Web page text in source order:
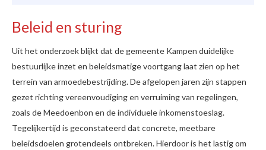
Beleid en sturing
Uit het onderzoek blijkt dat de gemeente Kampen duidelijke
bestuurlijke inzet en beleidsmatige voortgang laat zien op het
terrein van armoedebestrijding. De afgelopen jaren zijn stappen
gezet richting vereenvoudiging en verruiming van regelingen,
zoals de Meedoenbon en de individuele inkomenstoeslag.
Tegelijkertijd is geconstateerd dat concrete, meetbare
beleidsdoelen grotendeels ontbreken. Hierdoor is het lastig om